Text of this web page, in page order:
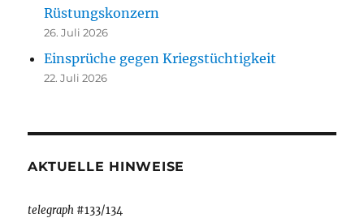
Rüstungskonzern
26. Juli 2026
Einsprüche gegen Kriegstüchtigkeit
22. Juli 2026
AKTUELLE HINWEISE
telegraph #133/134